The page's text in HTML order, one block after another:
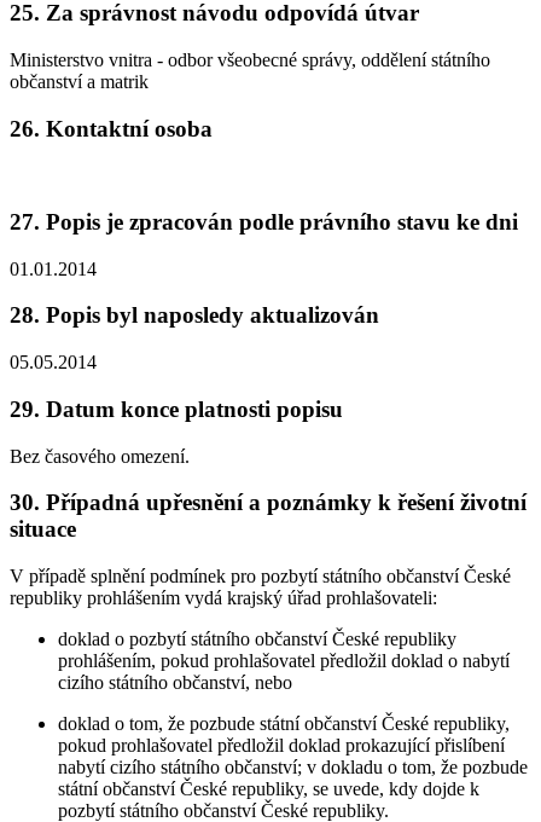
25. Za správnost návodu odpovídá útvar
Ministerstvo vnitra - odbor všeobecné správy, oddělení státního
občanství a matrik
26. Kontaktní osoba
27. Popis je zpracován podle právního stavu ke dni
01.01.2014
28. Popis byl naposledy aktualizován
05.05.2014
29. Datum konce platnosti popisu
Bez časového omezení.
30. Případná upřesnění a poznámky k řešení životní
situace
V případě splnění podmínek pro pozbytí státního občanství České
republiky prohlášením vydá krajský úřad prohlašovateli:
doklad o pozbytí státního občanství České republiky
prohlášením, pokud prohlašovatel předložil doklad o nabytí
cizího státního občanství, nebo
doklad o tom, že pozbude státní občanství České republiky,
pokud prohlašovatel předložil doklad prokazující přislíbení
nabytí cizího státního občanství; v dokladu o tom, že pozbude
státní občanství České republiky, se uvede, kdy dojde k
pozbytí státního občanství České republiky.